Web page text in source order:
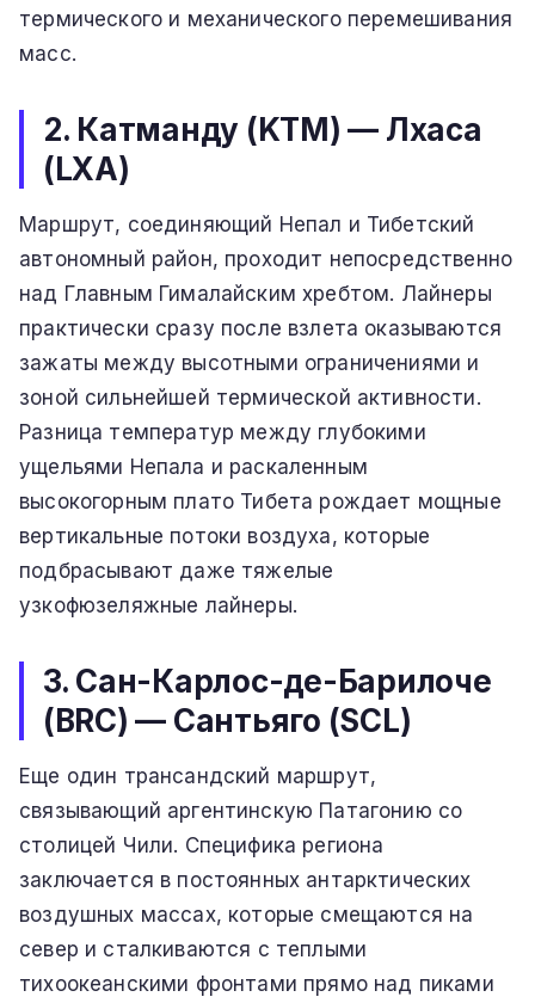
термического и механического перемешивания
масс.
2. Катманду (KTM) — Лхаса
(LXA)
Маршрут, соединяющий Непал и Тибетский
автономный район, проходит непосредственно
над Главным Гималайским хребтом. Лайнеры
практически сразу после взлета оказываются
зажаты между высотными ограничениями и
зоной сильнейшей термической активности.
Разница температур между глубокими
ущельями Непала и раскаленным
высокогорным плато Тибета рождает мощные
вертикальные потоки воздуха, которые
подбрасывают даже тяжелые
узкофюзеляжные лайнеры.
3. Сан-Карлос-де-Барилоче
(BRC) — Сантьяго (SCL)
Еще один трансандский маршрут,
связывающий аргентинскую Патагонию со
столицей Чили. Специфика региона
заключается в постоянных антарктических
воздушных массах, которые смещаются на
север и сталкиваются с теплыми
тихоокеанскими фронтами прямо над пиками